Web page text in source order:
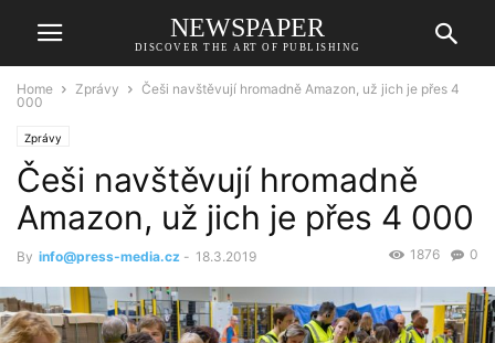
NEWSPAPER
DISCOVER THE ART OF PUBLISHING
Home Zprávy
Češi navštěvují hromadně Amazon, už jich je přes 4
000
Zprávy
Češi navštěvují hromadně
Amazon, už jich je přes 4 000
By info@press-media.cz - 18.3.2019 0
1876